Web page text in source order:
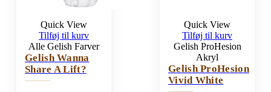
Quick View
Tilføj til kurv
Alle Gelish Farver
Gelish Wanna
Share A Lift?
Quick View
Tilføj til kurv
Gelish ProHesion
Akryl
Gelish ProHesion
Vivid White